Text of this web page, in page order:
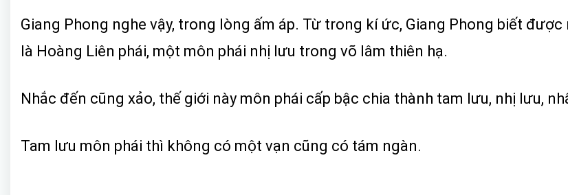
Giang Phong nghe vậy, trong lòng ấm áp. Từ trong kí ức, Giang Phong biết
là Hoàng Liên phái, một môn phái nhị lưu trong võ lâm thiên hạ.
Nhắc đến cũng xảo, thế giới này môn phái cấp bậc chia thành tam lưu, nhị lưu,
Tam lưu môn phái thì không có một vạn cũng có tám ngàn.